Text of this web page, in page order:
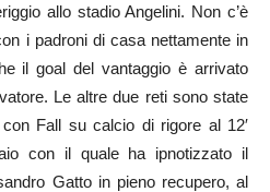
allo stadio Angelini. Non c’è
i padroni di casa nettamente in
il goal del vantaggio è arrivato
Le altre due reti sono state
Fall su calcio di rigore al 12′
con il quale ha ipnotizzato il
Gatto in pieno recupero, al